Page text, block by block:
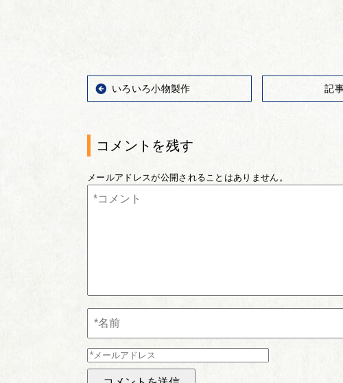
いろいろ小物製作 記
コメントを残す
メールアドレスが公開されることはありません。